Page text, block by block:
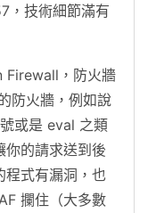
技術細節滿有
Firewall，防火牆
防火牆，例如說
或是 eval 之類
你的請求送到後
程式有漏洞，也
攔住（大多數